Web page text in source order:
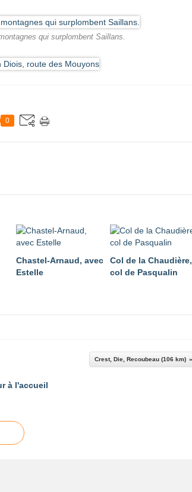
qui surplombent Saillans.
0
Chastel-Arnaud, avec
Estelle
Col de la Chaudière,
col de Pasqualin
Crest, Die, Recoubeau (106 km)
à l'accueil